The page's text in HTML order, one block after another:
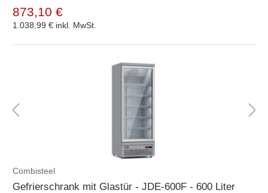
873,10 €
1.038,99 € inkl. MwSt.
Combisteel
Gefrierschrank mit Glastür - JDE-600F - 600 Liter